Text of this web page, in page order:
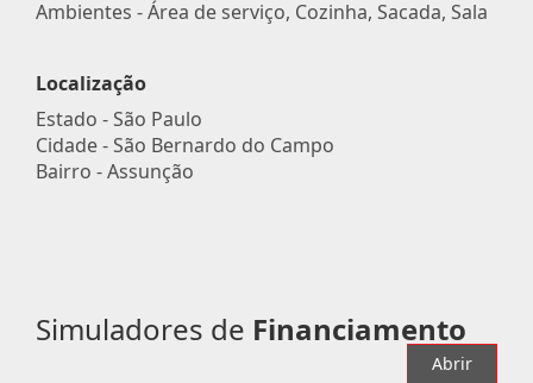
Ambientes - Área de serviço, Cozinha, Sacada, Sala
Localização
Estado -São Paulo
Cidade -São Bernardo do Campo
Bairro -Assunção
Simuladores de Financiamento
Abrir